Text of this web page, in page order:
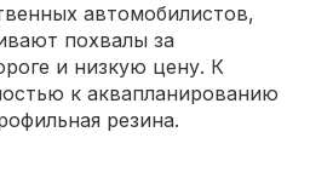
автомобилистов,
похвалы за
и низкую цену. К
к аквапланированию
резина.